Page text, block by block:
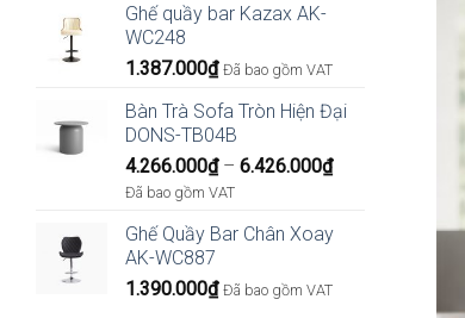
Ghế quầy bar Kazax AK-
WC248
1.387.000₫ Đã bao gồm VAT
Bàn Trà Sofa Tròn Hiện Đại
DONS-TB04B
4.266.000₫ – 6.426.000₫Khoảng
4.266.000₫
6.426.000₫
Đã bao gồm VAT
Ghế Quầy Bar Chân Xoay
AK-WC887
1.390.000₫ Đã bao gồm VAT